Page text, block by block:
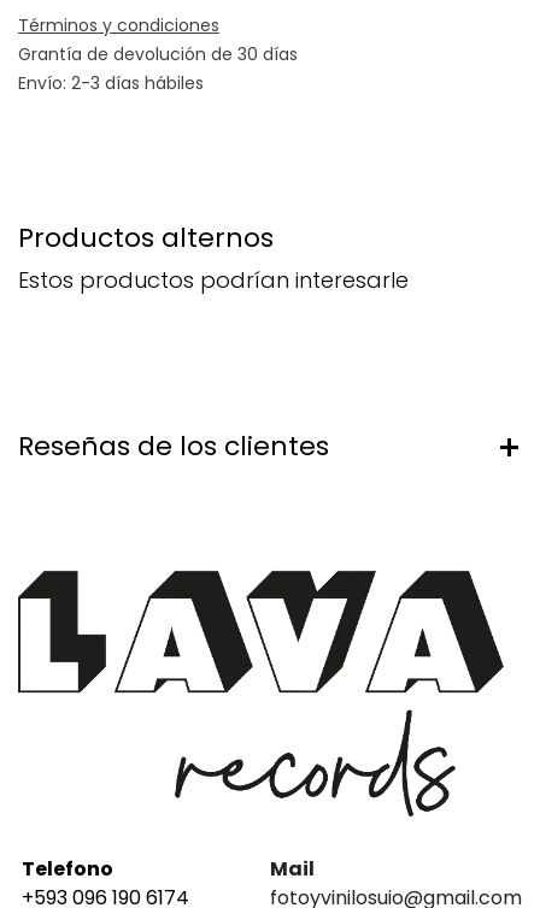
Términos y condiciones
Grantía de devolución de 30 días
Envío: 2-3 días hábiles
Productos alternos
Estos productos podrían interesarle
Reseñas de los clientes
Telefono
+593 096 190 6174
Mail
fotoyvinilosuio@gmail.com